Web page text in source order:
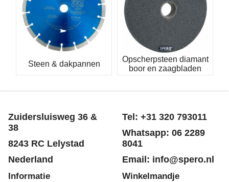
Steen & dakpannen
Opscherpsteen diamant
boor en zaagbladen
Zuidersluisweg 36 &
38
8243 RC Lelystad
Nederland
Informatie
Tel: +31 320 793011
Whatsapp: 06 2289
8041
Email: info@spero.nl
Winkelmandje